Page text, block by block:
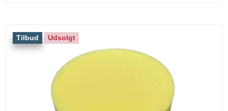
Tilbud Udsolgt